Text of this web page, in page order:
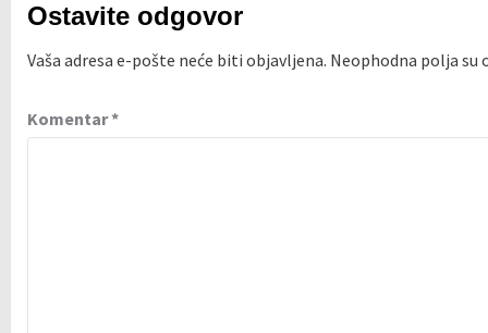
Ostavite odgovor
Vaša adresa e-pošte neće biti objavljena. Neophodna polja su
Komentar*